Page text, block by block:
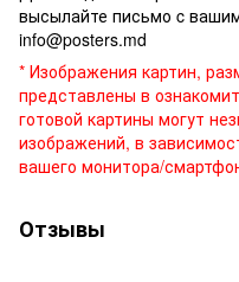
высылайте письмо c
info@posters.md
* Изображения картин,
представлены в
готовой картины могут
изображений, в
вашего монитора/
Отзывы